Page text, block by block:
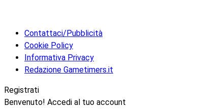
Contattaci/Pubblicità
Cookie Policy
Informativa Privacy
Redazione Gametimers.it
Registrati
Benvenuto! Accedi al tuo account